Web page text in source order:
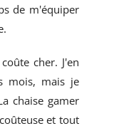
de m'équiper
cher. J'en
mois, mais je
chaise gamer
et tout